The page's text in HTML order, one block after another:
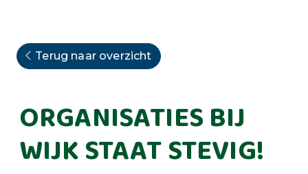
Terug naar overzicht
ORGANISATIES BIJ
WIJK STAAT STEVIG!